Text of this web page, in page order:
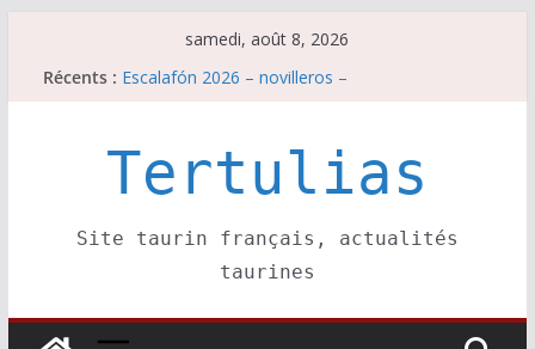
samedi, août 8, 2026
Récents : Escalafón 2026 – novilleros –
Les brèves du vendredi 7 août
Escalafón 2026 – matadors de toros-
Tertulias
Site taurin français, actualités
taurines